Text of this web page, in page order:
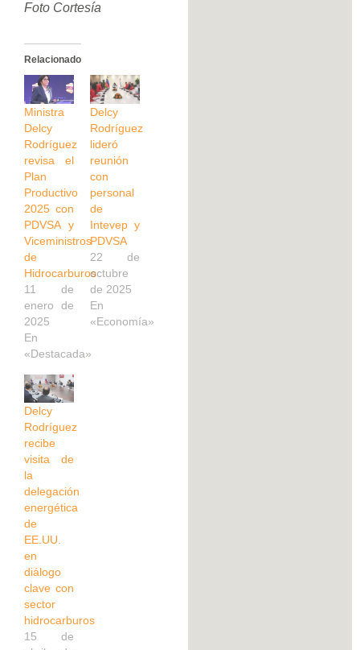
Foto Cortesía
Relacionado
Ministra
Delcy
Rodríguez
revisa el
Plan
Productivo
2025 con
PDVSA y
Viceministros
de
Hidrocarburos
11 de
enero de
2025
En
«Destacada»
Delcy
Rodríguez
lideró
reunión
con
personal
de
Intevep y
PDVSA
22 de
octubre
de 2025
En
«Economía»
Delcy
Rodríguez
recibe
visita de
la
delegación
energética
de
EE.UU.
en
diálogo
clave con
sector
hidrocarburos
15 de